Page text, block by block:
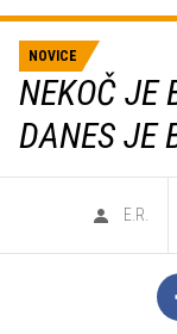
NOVICE
NEKOČ JE
DANES JE
E.R.